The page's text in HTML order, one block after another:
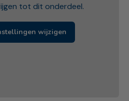
tot dit onderdeel.
wijzigen